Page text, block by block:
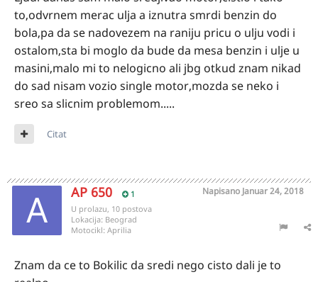
to,odvrnem merac ulja a iznutra smrdi benzin do
bola,pa da se nadovezem na raniju pricu o ulju vodi i
ostalom,sta bi moglo da bude da mesa benzin i ulje u
masini,malo mi to nelogicno ali jbg otkud znam nikad
do sad nisam vozio single motor,mozda se neko i
sreo sa slicnim problemom.....
Citat
AP 650 1 Napisano Januar 24, 2018
U prolazu, 10 postova
Lokacija: Beograd
Motocikl: Aprilia
Znam da ce to Bokilic da sredi nego cisto dali je to